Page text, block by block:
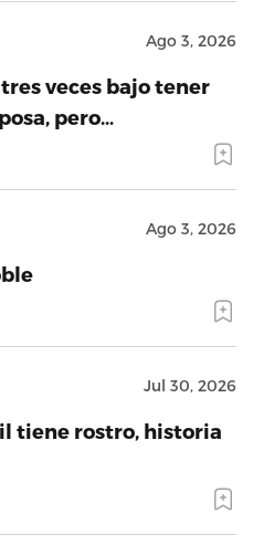
Ago 3, 2026
veces bajo tener
pero…
Ago 3, 2026
Jul 30, 2026
tiene rostro, historia